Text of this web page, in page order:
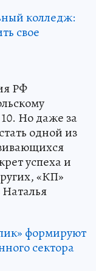
колледж:
свое
РФ
Но даже за
одной из
успеха и
«КП»
формируют
сектора